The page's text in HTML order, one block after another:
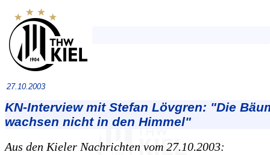
27.10.2003
KN-Interview mit Stefan Lövgren: "Die
wachsen nicht in den Himmel"
Aus den Kieler Nachrichten vom 27.10.2003: